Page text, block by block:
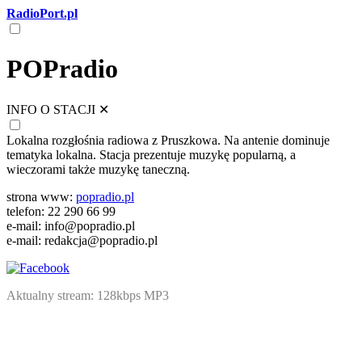
RadioPort.pl
POPradio
INFO O STACJI ✕
Lokalna rozgłośnia radiowa z Pruszkowa. Na antenie dominuje
tematyka lokalna. Stacja prezentuje muzykę popularną, a
wieczorami także muzykę taneczną.
strona www: popradio.pl
telefon: 22 290 66 99
e-mail: info@popradio.pl
e-mail: redakcja@popradio.pl
Aktualny stream: 128kbps MP3